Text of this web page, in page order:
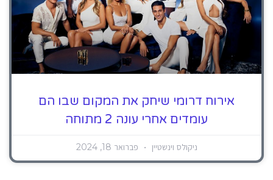
אירוח דרומי שיחק את המקום שבו הם
עומדים אחרי עונה 2 מתוחה
ניקולס וינשטיין פברואר 18, 2024